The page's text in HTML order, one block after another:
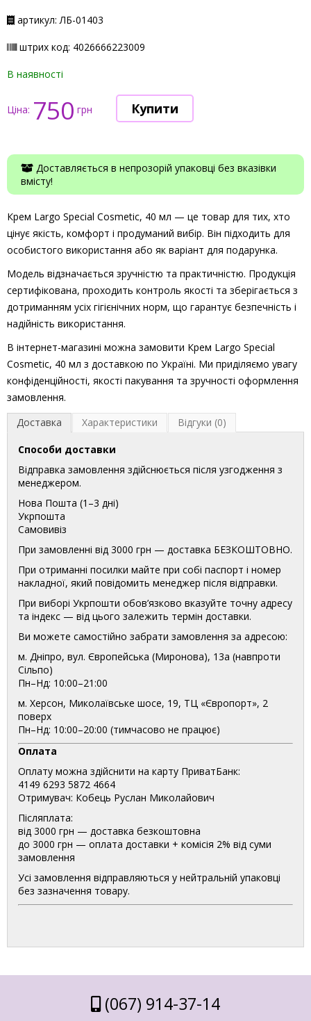
артикул: ЛБ-01403
штрих код: 4026666223009
В наявності
Ціна: 750 грн
Доставляється в непрозорій упаковці без вказівки
вмісту!
Крем Largo Special Cosmetic, 40 мл — це товар для тих, хто
цінує якість, комфорт і продуманий вибір. Він підходить для
особистого використання або як варіант для подарунка.
Модель відзначається зручністю та практичністю. Продукція
сертифікована, проходить контроль якості та зберігається з
дотриманням усіх гігієнічних норм, що гарантує безпечність і
надійність використання.
В інтернет-магазині можна замовити Крем Largo Special
Cosmetic, 40 мл з доставкою по Україні. Ми приділяємо увагу
конфіденційності, якості пакування та зручності оформлення
замовлення.
Доставка
Характеристики Відгуки (0)
Способи доставки
Відправка замовлення здійснюється після узгодження з
менеджером.
Нова Пошта (1–3 дні)
Укрпошта
Самовивіз
При замовленні від 3000 грн — доставка БЕЗКОШТОВНО.
При отриманні посилки майте при собі паспорт і номер
накладної, який повідомить менеджер після відправки.
При виборі Укрпошти обов’язково вказуйте точну адресу
та індекс — від цього залежить термін доставки.
Ви можете самостійно забрати замовлення за адресою:
м. Дніпро, вул. Європейська (Миронова), 13а (навпроти
Сільпо)
Пн–Нд: 10:00–21:00
м. Херсон, Миколаївське шосе, 19, ТЦ «Європорт», 2
поверх
Пн–Нд: 10:00–20:00 (тимчасово не працює)
Оплата
Оплату можна здійснити на карту ПриватБанк:
4149 6293 5872 4664
Отримувач: Кобець Руслан Миколайович
Післяплата:
від 3000 грн — доставка безкоштовна
до 3000 грн — оплата доставки + комісія 2% від суми
замовлення
Усі замовлення відправляються у нейтральній упаковці
без зазначення товару.
(067) 914-37-14